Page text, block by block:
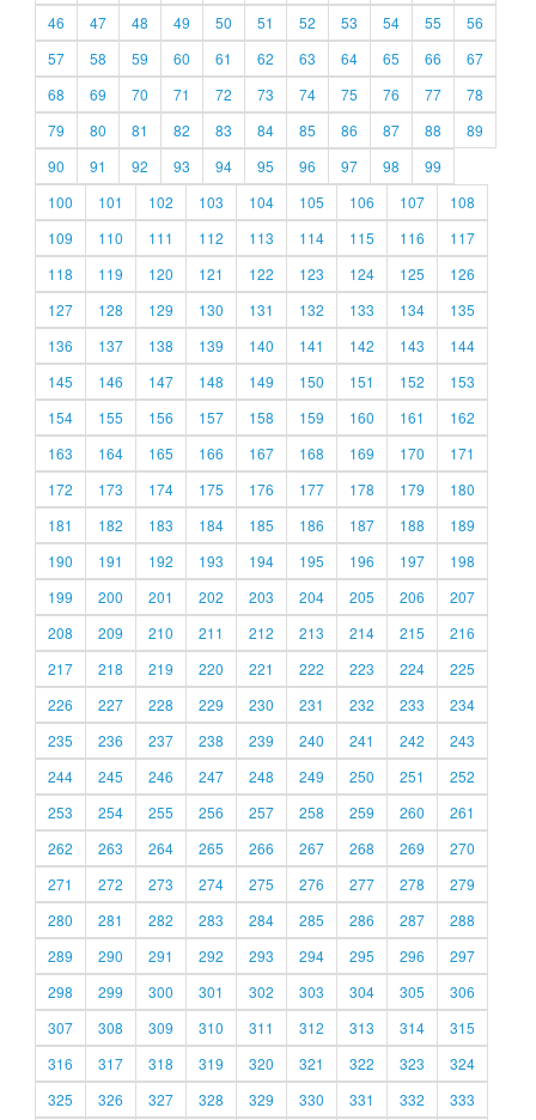
46
47 48 49 50 51 52 53 54 55
56
57
58 59 60 61 62 63 64 65 66
67
68
69 70 71 72 73 74 75 76 77
78
79
80 81 82 83 84 85 86 87 88
89
90
91 92 93 94 95 96 97 98
99
100
101 102 103 104 105 106 107
108
109
110 111 112 113 114 115 116
117
118
119 120 121 122 123 124 125
126
127
128 129 130 131 132 133 134
135
136
137 138 139 140 141 142 143
144
145
146 147 148 149 150 151 152
153
154
155 156 157 158 159 160 161
162
163
164 165 166 167 168 169 170
171
172
173 174 175 176 177 178 179
180
181
182 183 184 185 186 187 188
189
190
191 192 193 194 195 196 197
198
199
200 201 202 203 204 205 206
207
208
209 210 211 212 213 214 215
216
217
218 219 220 221 222 223 224
225
226
227 228 229 230 231 232 233
234
235
236 237 238 239 240 241 242
243
244
245 246 247 248 249 250 251
252
253
254 255 256 257 258 259 260
261
262
263 264 265 266 267 268 269
270
271
272 273 274 275 276 277 278
279
280
281 282 283 284 285 286 287
288
289
290 291 292 293 294 295 296
297
298
299 300 301 302 303 304 305
306
307
308 309 310 311 312 313 314
315
316
317 318 319 320 321 322 323
324
325
326 327 328 329 330 331 332 333